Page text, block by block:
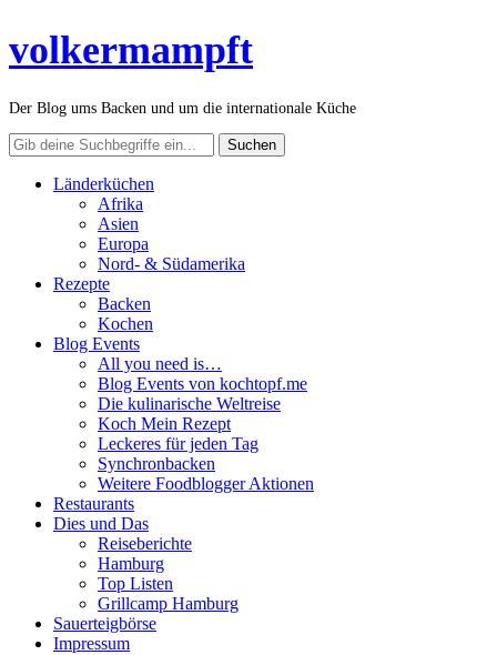
volkermampft
Der Blog ums Backen und um die internationale Küche
Länderküchen
Afrika
Asien
Europa
Nord- & Südamerika
Rezepte
Backen
Kochen
Blog Events
All you need is…
Blog Events von kochtopf.me
Die kulinarische Weltreise
Koch Mein Rezept
Leckeres für jeden Tag
Synchronbacken
Weitere Foodblogger Aktionen
Restaurants
Dies und Das
Reiseberichte
Hamburg
Top Listen
Grillcamp Hamburg
Sauerteigbörse
Impressum